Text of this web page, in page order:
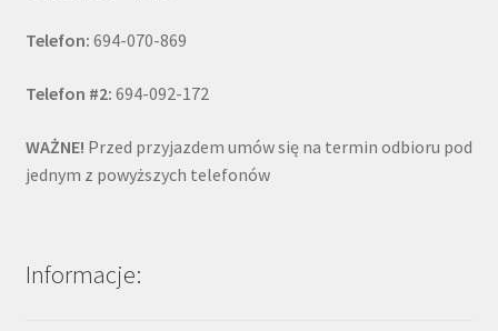
Telefon: 694-070-869
Telefon #2: 694-092-172
WAŻNE! Przed przyjazdem umów się na termin odbioru pod
jednym z powyższych telefonów
Informacje: